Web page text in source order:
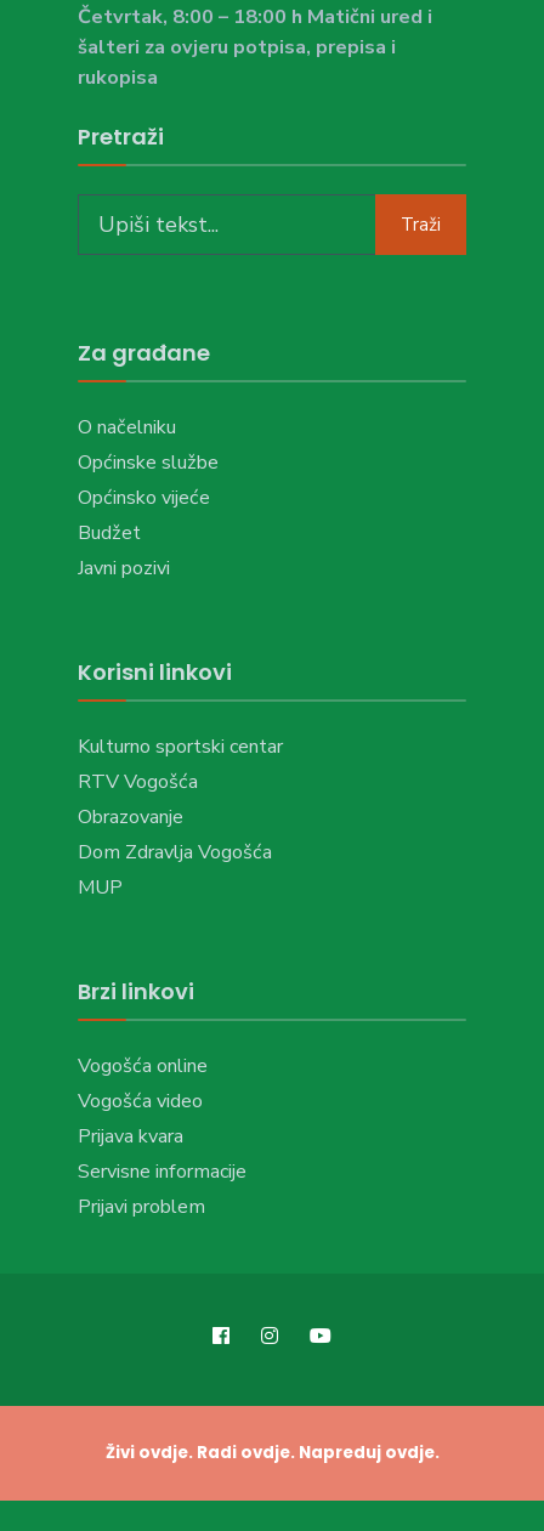
Četvrtak, 8:00 – 18:00 h Matični ured i
šalteri za ovjeru potpisa, prepisa i
rukopisa
Pretraži
for:
Traži
Za građane
O načelniku
Općinske službe
Općinsko vijeće
Budžet
Javni pozivi
Korisni linkovi
Kulturno sportski centar
RTV Vogošća
Obrazovanje
Dom Zdravlja Vogošća
MUP
Brzi linkovi
Vogošća online
Vogošća video
Prijava kvara
Servisne informacije
Prijavi problem
Živi ovdje. Radi ovdje. Napreduj ovdje.